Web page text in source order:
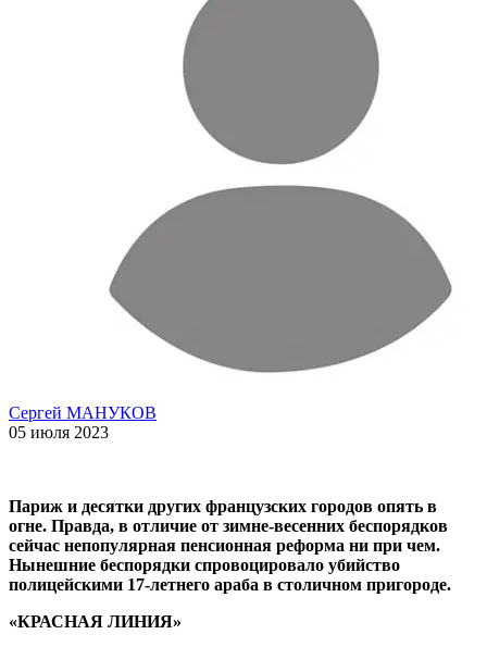
Сергей МАНУКОВ
05 июля 2023
Париж и десятки других французских городов опять в
огне. Правда, в отличие от зимне-весенних беспорядков
сейчас непопулярная пенсионная реформа ни при чем.
Нынешние беспорядки спровоцировало убийство
полицейскими 17-летнего араба в столичном пригороде.
«КРАСНАЯ ЛИНИЯ»